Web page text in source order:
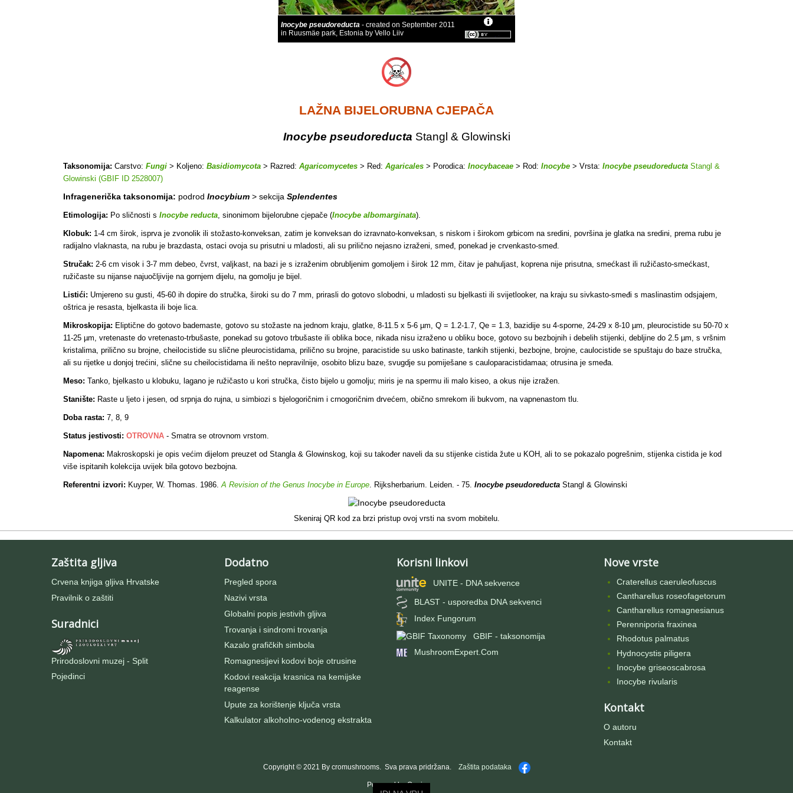
Inocybe pseudoreducta - created on September 2011
in Ruusmäe park, Estonia by Vello Liiv
LAŽNA BIJELORUBNA CJEPAČA
Inocybe pseudoreducta Stangl & Glowinski
Taksonomija: Carstvo: Fungi > Koljeno: Basidiomycota > Razred: Agaricomycetes > Red: Agaricales > Porodica: Inocybaceae > Rod: Inocybe > Vrsta: Inocybe pseudoreducta Stangl &
Glowinski (GBIF ID 2528007)
Infragenerička taksonomija: podrod Inocybium > sekcija Splendentes
Etimologija: Po sličnosti s Inocybe reducta , sinonimom bijelorubne cjepače (Inocybe albomarginata).
Klobuk: 1-4 cm širok, isprva je zvonolik ili stožasto-konveksan, zatim je konveksan do izravnato-konveksan, s niskom i širokom grbicom na sredini, površina je glatka na sredini, prema rubu je
radijalno vlaknasta, na rubu je brazdasta, ostaci ovoja su prisutni u mladosti, ali su prilično nejasno izraženi, smeđ, ponekad je crvenkasto-smeđ.
Stručak: 2-6 cm visok i 3-7 mm debeo, čvrst, valjkast, na bazi je s izraženim obrubljenim gomoljem i širok 12 mm, čitav je pahuljast, koprena nije prisutna, smećkast ili ružičasto-smećkast,
ružičaste su nijanse najuočljivije na gornjem dijelu, na gomolju je bijel.
Listići: Umjereno su gusti, 45-60 ih dopire do stručka, široki su do 7 mm, prirasli do gotovo slobodni, u mladosti su bjelkasti ili svijetlooker, na kraju su sivkasto-smeđi s maslinastim odsjajem,
oštrica je resasta, bjelkasta ili boje lica.
Mikroskopija: Eliptične do gotovo bademaste, gotovo su stožaste na jednom kraju, glatke, 8-11.5 x 5-6 µm, Q = 1.2-1.7, Qe = 1.3, bazidije su 4-sporne, 24-29 x 8-10 µm, pleurocistide su 50-70 x
11-25 µm, vretenaste do vretenasto-trbušaste, ponekad su gotovo trbušaste ili oblika boce, nikada nisu izraženo u obliku boce, gotovo su bezbojnih i debelih stijenki, debljine do 2.5 µm, s vršnim
kristalima, prilično su brojne, cheilocistide su slične pleurocistidama, prilično su brojne, paracistide su usko batinaste, tankih stijenki, bezbojne, brojne, caulocistide se spuštaju do baze stručka,
ali su rijetke u donjoj trećini, slične su cheilocistidama ili nešto nepravilnije, osobito blizu baze, svugdje su pomiješane s cauloparacistidamaa; otrusina je smeđa.
Meso: Tanko, bjelkasto u klobuku, lagano je ružičasto u kori stručka, čisto bijelo u gomolju; miris je na spermu ili malo kiseo, a okus nije izražen.
Stanište: Raste u ljeto i jesen, od srpnja do rujna, u simbiozi s bjelogoričnim i crnogoričnim drvećem, obično smrekom ili bukvom, na vapnenastom tlu.
Doba rasta: 7, 8, 9
Status jestivosti: OTROVNA - Smatra se otrovnom vrstom.
Napomena: Makroskopski je opis većim dijelom preuzet od Stangla & Glowinskog, koji su također naveli da su stijenke cistida žute u KOH, ali to se pokazalo pogrešnim, stijenka cistida je kod
više ispitanih kolekcija uvijek bila gotovo bezbojna
Referentni izvori: Kuyper, W. Thomas. 1986. A Revision of the Genus Inocybe in Europe . Rijksherbarium. Leiden. - 75. Inocybe pseudoreducta Stangl & Glowinski
Skeniraj QR kod za brzi pristup ovoj vrsti na svom mobitelu.
Zaštita gljiva
Crvena knjiga gljiva Hrvatske
Pravilnik o zaštiti
Suradnici
Prirodoslovni muzej - Split
Pojedinci
Dodatno
Pregled spora
Nazivi vrsta
Globalni popis jestivih gljiva
Trovanja i sindromi trovanja
Kazalo grafičkih simbola
Romagnesijevi kodovi boje otrusine
Kodovi reakcija krasnica na kemijske
reagense
Upute za korištenje ključa vrsta
Kalkulator alkoholno-vodenog ekstrakta
Korisni linkovi
UNITE - DNA sekvence
BLAST - usporedba DNA sekvenci
Index Fungorum
GBIF - taksonomija
MushroomExpert.Com
Nove vrste
Craterellus caeruleofuscus
Cantharellus roseofagetorum
Cantharellus romagnesianus
Perenniporia fraxinea
Rhodotus palmatus
Hydnocystis piligera
Inocybe griseoscabrosa
Inocybe rivularis
Kontakt
O autoru
Kontakt
Copyright © 2021 By cromushrooms. Sva prava pridržana. Zaštita podataka
Powered by Oggie